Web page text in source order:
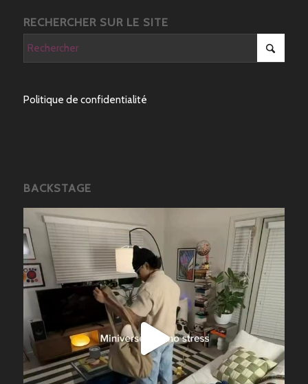
RECHERCHER SUR LE SITE
Politique de confidentialité
BACKSTAGE